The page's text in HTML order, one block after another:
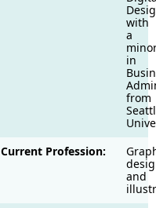
with
a
in
from
Current Profession:
and